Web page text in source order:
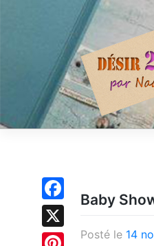
Baby
Posté le 14
Facebook
X